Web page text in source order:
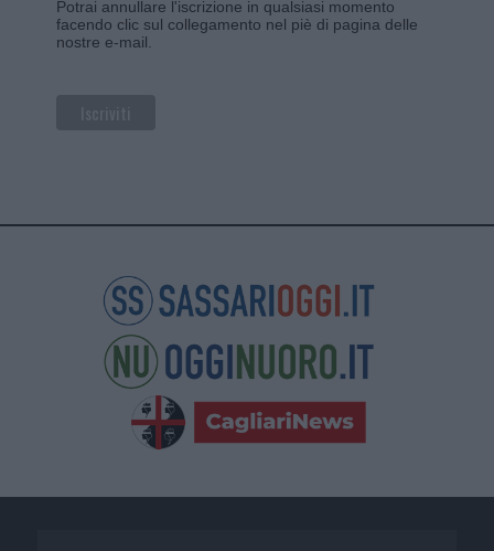
Potrai annullare l'iscrizione in qualsiasi momento
facendo clic sul collegamento nel piè di pagina delle
nostre e-mail.